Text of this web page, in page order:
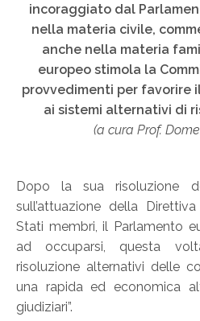
incoraggiato dal
nella materia civile,
anche nella materia
europeo stimola la
provvedimenti per favorire
ai sistemi alternativi di
(a cura Prof.
Dopo la sua risoluzione
sull’attuazione della
Stati membri, il Parlamento
ad occuparsi, questa
risoluzione alternativi delle
una rapida ed economica
giudiziari”.